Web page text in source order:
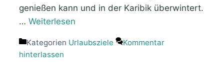
genießen kann und in der Karibik überwintert.
… Weiterlesen
Kategorien Urlaubsziele
Kommentar
hinterlassen